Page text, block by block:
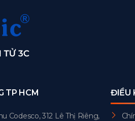
TP HCM
Codesco, 312 Lê Thị Riêng,
ĐIỀU